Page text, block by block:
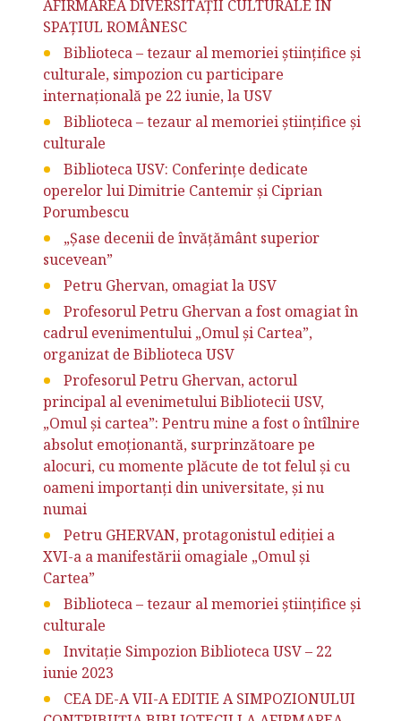
AFIRMAREA DIVERSITĂȚII CULTURALE ÎN
SPAȚIUL ROMÂNESC
Biblioteca – tezaur al memoriei științifice și
culturale, simpozion cu participare
internațională pe 22 iunie, la USV
Biblioteca – tezaur al memoriei științifice și
culturale
Biblioteca USV: Conferințe dedicate
operelor lui Dimitrie Cantemir și Ciprian
Porumbescu
„Șase decenii de învățământ superior
sucevean”
Petru Ghervan, omagiat la USV
Profesorul Petru Ghervan a fost omagiat în
cadrul evenimentului „Omul și Cartea”,
organizat de Biblioteca USV
Profesorul Petru Ghervan, actorul
principal al evenimetului Bibliotecii USV,
„Omul și cartea”: Pentru mine a fost o întîlnire
absolut emoționantă, surprinzătoare pe
alocuri, cu momente plăcute de tot felul și cu
oameni importanți din universitate, și nu
numai
Petru GHERVAN, protagonistul ediției a
XVI-a a manifestării omagiale „Omul și
Cartea”
Biblioteca – tezaur al memoriei ştiinţifice şi
culturale
Invitație Simpozion Biblioteca USV – 22
iunie 2023
CEA DE-A VII-A EDITIE A SIMPOZIONULUI